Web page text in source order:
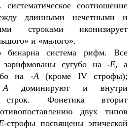
соотношение
длинными нечетными и
строками иконизирует
и «малого».
бинарна система рифм. Все
зарифмованы сугубо на-Е, а
на -А(кроме IVстрофы);
А доминируют и внутри
строк. Фонетика вторит
двух типов
-строфы посвящены эпической